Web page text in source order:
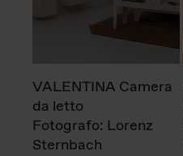
VALENTINA Camera
da letto
Fotografo: Lorenz
Sternbach